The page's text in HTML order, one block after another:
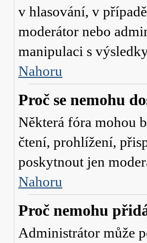
v hlasování, v
moderátor nebo
manipulaci s
Nahoru
Proč se nemohu
Některá fóra mohou
čtení, prohlížení,
poskytnout jen
Nahoru
Proč nemohu
Administrátor může